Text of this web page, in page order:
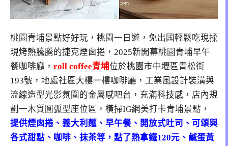
桃園青埔景點好好玩，桃園一日遊，免出國輕鬆吃現揉
現烤熱騰騰的捷克煙囪捲，2025新開幕桃園青埔早午
餐咖啡廳， roll coffee青埔位於桃園市中壢區青松街
193號，地處社區大樓一樓咖啡廳，工業風設計裝潢與
流線造型光影氛圍的金屬感吧台，充滿科技感，店內規
劃一木質圓弧型座位區，橫掃IG網美打卡青埔景點，
提供煙囪捲、義大利麵、早午餐、開放式吐司、可頌與
各式甜點、咖啡、抹茶等，點了熱拿鐵120元、鹹蛋黃